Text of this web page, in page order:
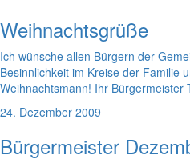
Weihnachtsgrüße
Ich wünsche allen Bürgern der
Besinnlichkeit im Kreise der Familie
Weihnachtsmann! Ihr Bürgermeister
24. Dezember 2009
Bürgermeister